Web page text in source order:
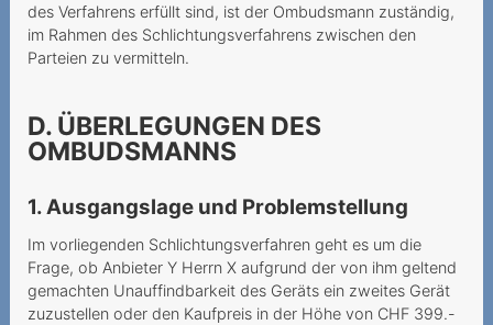
des Verfahrens erfüllt sind, ist der Ombudsmann zuständig,
im Rahmen des Schlichtungsverfahrens zwischen den
Parteien zu vermitteln.
D. ÜBERLEGUNGEN DES
OMBUDSMANNS
1. Ausgangslage und Problemstellung
Im vorliegenden Schlichtungsverfahren geht es um die
Frage, ob Anbieter Y Herrn X aufgrund der von ihm geltend
gemachten Unauffindbarkeit des Geräts ein zweites Gerät
zuzustellen oder den Kaufpreis in der Höhe von CHF 399.-
Spam-Ordner überprüfen
Datenpakete haben ein
Grundversorgung für alle
estime que la vie dure 720
Modification unilatérale du
contrat